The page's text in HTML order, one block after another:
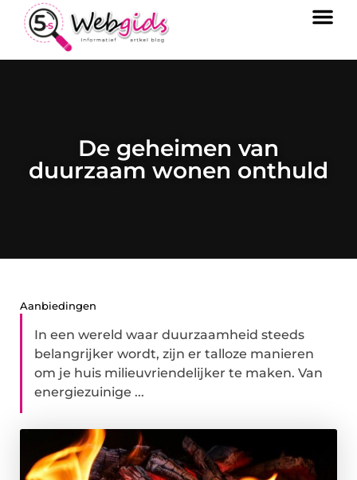
De geheimen van
duurzaam wonen onthuld
Aanbiedingen
In een wereld waar duurzaamheid steeds
belangrijker wordt, zijn er talloze manieren
om je huis milieuvriendelijker te maken. Van
energiezuinige ...